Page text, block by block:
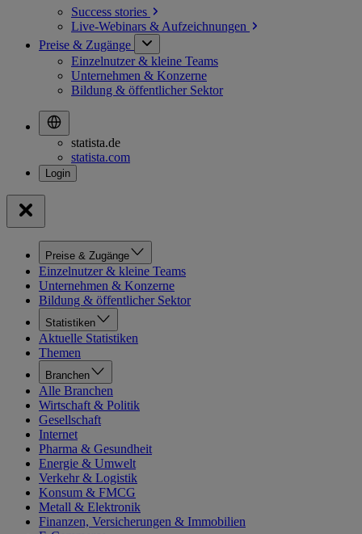
Success stories
Live-Webinars & Aufzeichnungen
Preise & Zugänge
Einzelnutzer & kleine Teams
Unternehmen & Konzerne
Bildung & öffentlicher Sektor
statista.de
statista.com
Preise & Zugänge
Einzelnutzer & kleine Teams
Unternehmen & Konzerne
Bildung & öffentlicher Sektor
Statistiken
Aktuelle Statistiken
Themen
Branchen
Alle Branchen
Wirtschaft & Politik
Gesellschaft
Internet
Pharma & Gesundheit
Energie & Umwelt
Verkehr & Logistik
Konsum & FMCG
Metall & Elektronik
Finanzen, Versicherungen & Immobilien